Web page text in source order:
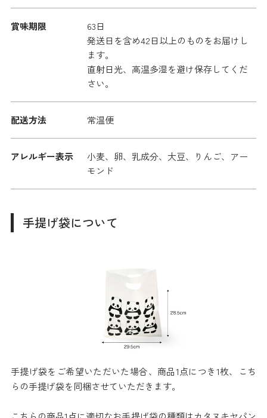
賞味期限
63日
発送日を含め42日以上のものをお届けし
ます。
直射日光、高温多湿を避け保存してくだ
さい。
配送方法 常温便
アレルギー表示
小麦、卵、乳成分、大豆、りんご、アー
モンド
手提げ袋について
手提げ袋をご希望いただいた場合、商品1点につき1枚、こち
らの手提げ袋を同梱させていただきます。